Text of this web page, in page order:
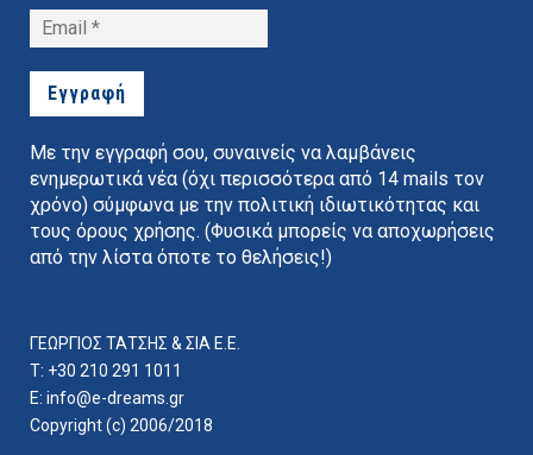
ΜΕΙΝΕ ΣΥΝΤΟΝΙΣΜΕΝΟΣ
ΠΡΟΣΦΟΡΕΣ ΜΑΣ!
Με την εγγραφή σου, συναινείς να λαμβάνεις
ενημερωτικά νέα (όχι περισσότερα από 14 mails τον
χρόνο) σύμφωνα με την πολιτική ιδιωτικότητας και
τους όρους χρήσης. (Φυσικά μπορείς να αποχωρήσεις
από την λίστα όποτε το θελήσεις!)
ΓΕΩΡΓΙΟΣ ΤΑΤΣΗΣ & ΣΙΑ E.E.
T: +30 210 291 1011
E: info@e-dreams.gr
Copyright (c) 2006/2018